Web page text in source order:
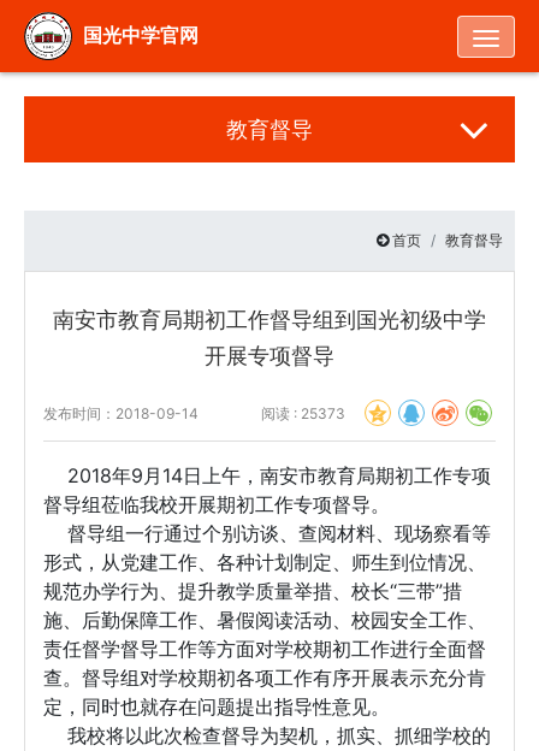
国光中学官网
教育督导
首页 教育督导
南安市教育局期初工作督导组到国光初级中学
开展专项督导
发布时间：2018-09-14 阅读 : 25373
2018年9月14日上午，南安市教育局期初工作专项
督导组莅临我校开展期初工作专项督导。
督导组一行通过个别访谈、查阅材料、现场察看等
形式，从党建工作、各种计划制定、师生到位情况、
规范办学行为、提升教学质量举措、校长“三带”措
施、后勤保障工作、暑假阅读活动、校园安全工作、
责任督学督导工作等方面对学校期初工作进行全面督
查。督导组对学校期初各项工作有序开展表示充分肯
定，同时也就存在问题提出指导性意见。
我校将以此次检查督导为契机，抓实、抓细学校的